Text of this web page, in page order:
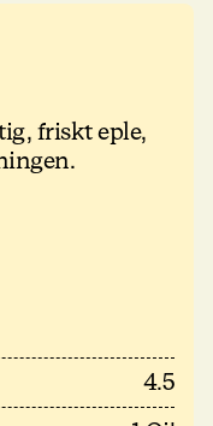
friskt eple,
4.5